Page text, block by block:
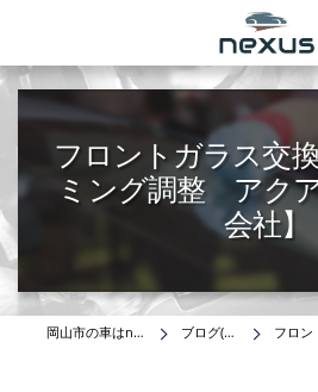
フロントガラス交
ミング調整 アクア
会社】
岡山市の車はnexus株式会社 ブログ(施工事例) フロントガ